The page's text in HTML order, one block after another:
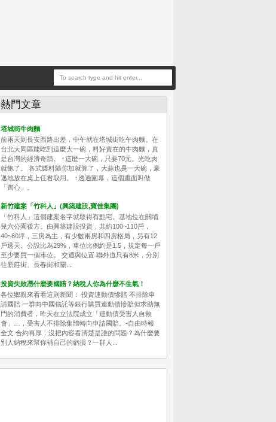
熱門文章
塔城街牛肉麵
前兩天到長安西路出差，中午就在塔城街吃午肉麵。在
台北大同區能吃到這麼大一碗，料好實在的牛肉麵，真
是台灣的經濟奇蹟。 ↑這麼一大碗，只要70元。光吃肉
就飽了。 各式醬料隨你加就算了，大蒜也是一大碗，豪
邁地放在桌上任君取用。 ↑透過圍幕，這個畫面叫做
「齊心」。
新竹建案「竹科人」(興築建設,寶佳集團)
「竹科人」這個建案名字就取得有點宅。基地位在關埔
兒六公園後方。由興築建設投資，共約100~110戶，
40~60坪，三房為主，有少數兩房和四房格局，另有12
戶透天。公設比為29%，車位比例約是1.5，規定每一戶
至少要買一個車位。 交通與位置 聯外道只有8米，分別
往新莊街、長春街和關...
投資失敗憑什麼要國賠？納稅人你為什麼不生氣！
各位鄉親來看看這則新聞： 投資連動債慘賠 不排除申
請國賠 一群向中國信託等銀行購買連動債慘賠但求助無
門的消費者，昨天在立法院成立「連動債受害人自救
會」…，受害人不排除集體轉向申請國賠。-自由時報
全文 合約再厚，沒把內容看清楚是誰的問題？為什麼要
別人納稅來幫你補自己的虧損？一群人...